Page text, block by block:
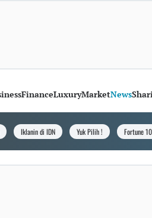
FinanceLuxuryMarketNews
Iklanin di IDN Yuk Pilih ! Fortune